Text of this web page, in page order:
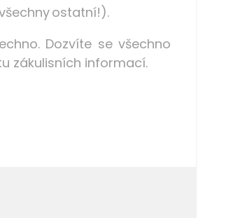
ostatní!).
Dozvíte se všechno
zákulisních informací.